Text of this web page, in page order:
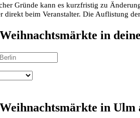
Gründe kann es kurzfristig zu
direkt beim Veranstalter. Die Auflistung
in
in